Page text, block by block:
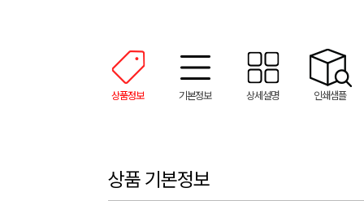
상품정보 기본정보 상세설명 인쇄샘플
상품 기본정보